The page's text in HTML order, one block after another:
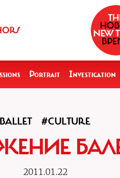
Portrait Investigation
#CULTURE
2011.01.22